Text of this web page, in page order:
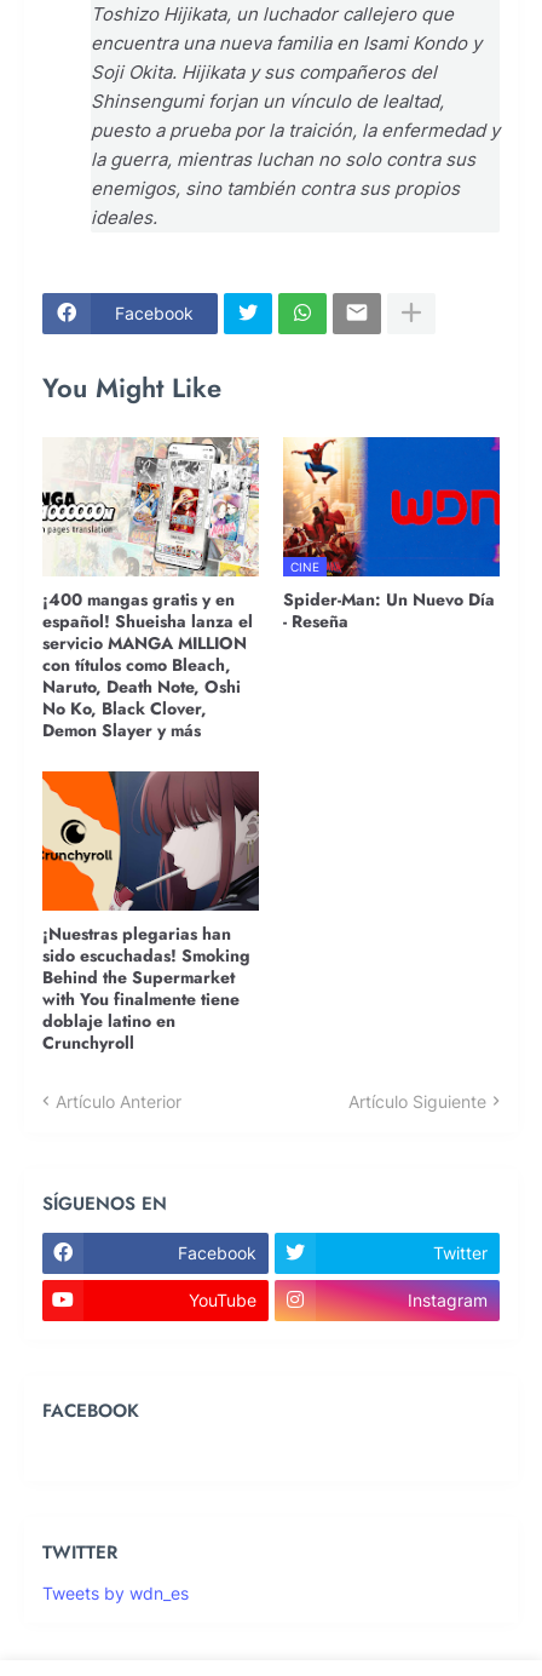
Toshizo Hijikata, un luchador callejero que
encuentra una nueva familia en Isami Kondo y
Soji Okita. Hijikata y sus compañeros del
Shinsengumi forjan un vínculo de lealtad,
puesto a prueba por la traición, la enfermedad y
la guerra, mientras luchan no solo contra sus
enemigos, sino también contra sus propios
ideales.
Facebook
You Might Like
¡400 mangas gratis y en
español! Shueisha lanza el
servicio MANGA MILLION
con títulos como Bleach,
Naruto, Death Note, Oshi
No Ko, Black Clover,
Demon Slayer y más
CINE
Spider-Man: Un Nuevo Día
- Reseña
¡Nuestras plegarias han
sido escuchadas! Smoking
Behind the Supermarket
with You finalmente tiene
doblaje latino en
Crunchyroll
Artículo Anterior Artículo Siguiente
SÍGUENOS EN
Facebook Twitter
YouTube Instagram
FACEBOOK
TWITTER
Tweets by wdn_es